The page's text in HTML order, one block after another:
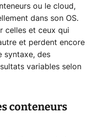
ou le cloud,
dans son OS.
celles et ceux qui
et perdent encore
syntaxe, des
variables selon
conteneurs